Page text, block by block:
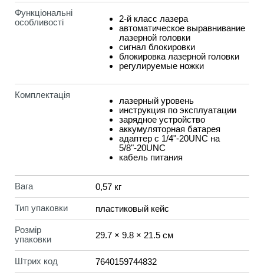
Функціональні
особливості
2-й класс лазера
автоматическое выравнивание
лазерной головки
сигнал блокировки
блокировка лазерной головки
регулируемые ножки
Комплектація
лазерный уровень
инструкция по эксплуатации
зарядное устройство
аккумуляторная батарея
адаптер с 1/4"-20UNC на
5/8"-20UNC
кабель питания
Вага 0,57 кг
Тип упаковки пластиковый кейс
Розмір
упаковки
29.7 × 9.8 × 21.5 см
Штрих код 7640159744832